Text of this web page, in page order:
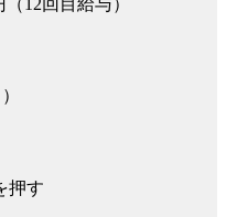
押す